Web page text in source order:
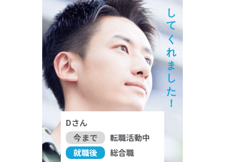
してくれました！
Dさん
今まで
転職活動中
就職後
総合職